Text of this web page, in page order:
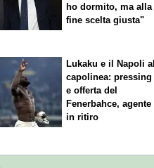
ho dormito, ma alla
fine scelta giusta"
Lukaku e il Napoli al
capolinea: pressing
e offerta del
Fenerbahce, agente
in ritiro